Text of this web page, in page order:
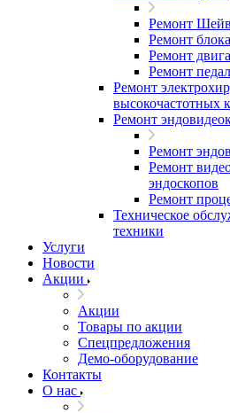
Ремонт
Ремонт
Ремонт
Ремонт
Ремонт
высокочастотных
Ремонт
Ремонт
Ремонт
эндоскопов
Ремонт
Техническое
техники
Услуги
Новости
Акции
Акции
Товары по акции
Спецпредложения
Демо-оборудование
Контакты
О нас